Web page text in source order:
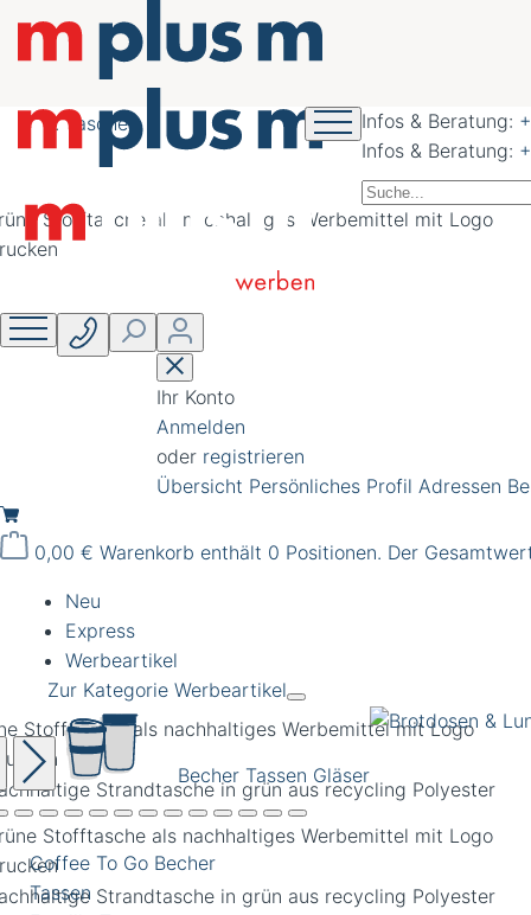
Infos & Beratung:
Infos & Beratung:
Ihr Konto
Anmelden
oder registrieren
Übersicht Persönliches Profil Adressen
0,00 € Warenkorb enthält 0 Positionen. Der
Neu
Express
Werbeartikel
Zur Kategorie Werbeartikel
Becher Tassen Gläser
Coffee To Go Becher
Tassen
nachhaltig schöner werben
Taschen
Stofftasche als nachhaltiges Werbemittel mit Logo